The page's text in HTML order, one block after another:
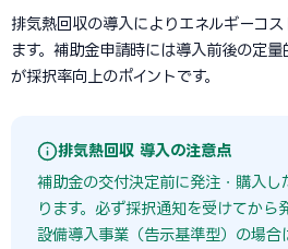
排気熱回収の導入によりエネルギーコ
ます。補助金申請時には導入前後の定
が採択率向上のポイントです。
排気熱回収 導入の注意点
補助金の交付決定前に発注・購入し
ります。必ず採択通知を受けてから
設備導入事業（告示基準型）の場合